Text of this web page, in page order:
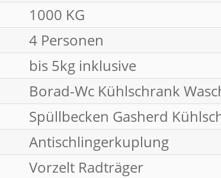
1000 KG
4 Personen
bis 5kg inklusive
Borad-Wc Kühlschrank
Spüllbecken Gasherd
Antischlingerkuplung
Vorzelt Radträger